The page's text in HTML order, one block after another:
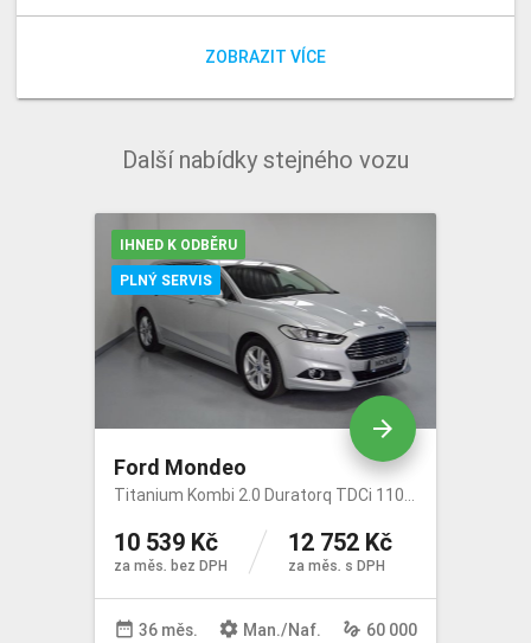
ZOBRAZIT VÍCE
Další nabídky stejného vozu
Ford Mondeo
Titanium Kombi 2.0 Duratorq TDCi 110kW/150k
10 539 Kč
za měs. bez DPH
12 752 Kč
za měs. s DPH
date_range 36 měs. settings Man./Naf. gesture 60 000
arrow_forward
IHNED K ODBĚRU
PLNÝ SERVIS